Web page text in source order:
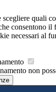
scegliere quali
consentono
necessari al
non